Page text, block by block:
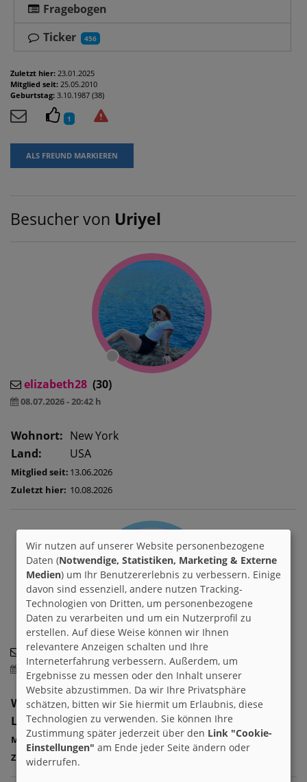
Fragebogen
Ticker
456
Zuletzt hier: 23.01.2025
Mitglied seit: 25.05.2010
Geburtstag: 3.10.1987 (38)
1
ALS FREUND MARKIEREN
Besucher von Uriyel
elizabeth28 (30)
08.07.2026 - 20:42 h
Wohnort: New York
Land:
USA
Mitglied seit: 13.06.2026
Zuletzt hier: 10.08.2026
rene90
09.05.2026 - 09:29 h
Wohnort:
Land:
Österreich
Mitglied seit:31.05.2021
Zuletzt hier: 09.08.2026
Wir nutzen auf unserer Website personenbezogene
Daten (Notwendige, Statistiken, Marketing & Externe
Medien) um Ihr Benutzererlebnis zu verbessern. Einige
davon sind essenziell, andere nutzen Tracking-
Technologien von Dritten, um personenbezogene
Daten zu verarbeiten und um ein Nutzerprofil zu
erstellen. Auf diese Weise können wir Ihnen
relevantere Anzeigen schalten und Ihre
Interneterfahrung verbessern. Außerdem, um
Ergebnisse zu messen oder den Inhalt unserer
Website abzustimmen. Da wir Ihre Privatsphäre
schätzen, bitten wir Sie hiermit um Erlaubnis, diese
Technologien zu verwenden. Sie können Ihre
Zustimmung später jederzeit über den Link "Cookie-
Einstellungen" am Ende jeder Seite ändern oder
widerrufen.